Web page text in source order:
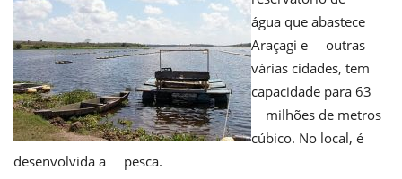
água que abastece
Araçagi e outras
várias cidades, tem
capacidade para 63
milhões de metros
cúbico. No local, é
desenvolvida a pesca.